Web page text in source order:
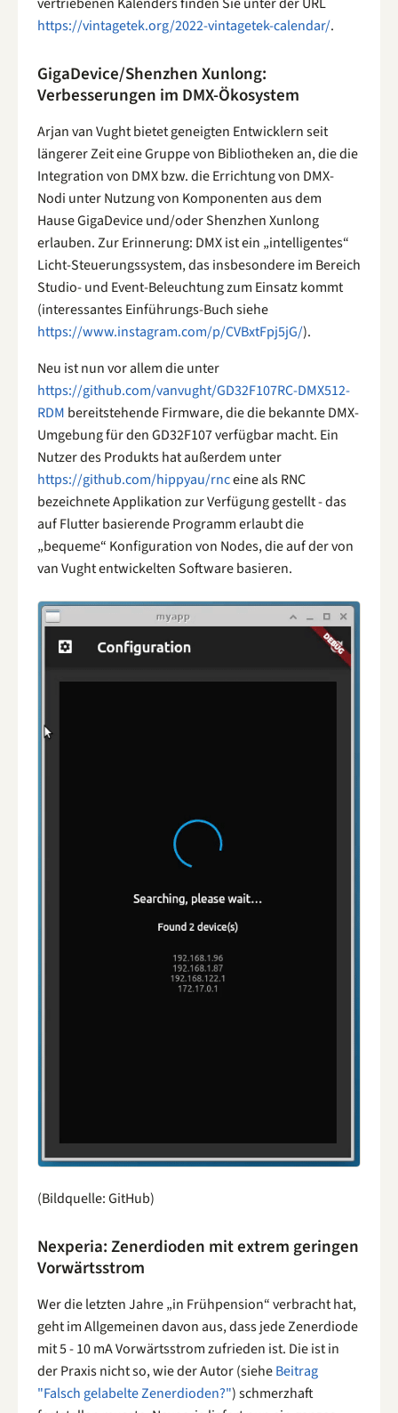
https://vintagetek.org/2022-vintagetek-calendar/.
GigaDevice/Shenzhen Xunlong:
Verbesserungen im DMX-Ökosystem
Arjan van Vught bietet geneigten Entwicklern seit
längerer Zeit eine Gruppe von Bibliotheken an, die die
Integration von DMX bzw. die Errichtung von DMX-
Nodi unter Nutzung von Komponenten aus dem
Hause GigaDevice und/oder Shenzhen Xunlong
erlauben. Zur Erinnerung: DMX ist ein „intelligentes“
Licht-Steuerungssystem, das insbesondere im Bereich
Studio- und Event-Beleuchtung zum Einsatz kommt
(interessantes Einführungs-Buch siehe
https://www.instagram.com/p/CVBxtFpj5jG/).
Neu ist nun vor allem die unter
https://github.com/vanvught/GD32F107RC-DMX512-
RDM bereitstehende Firmware, die die bekannte DMX-
Umgebung für den GD32F107 verfügbar macht. Ein
Nutzer des Produkts hat außerdem unter
https://github.com/hippyau/rnceine als RNC
bezeichnete Applikation zur Verfügung gestellt - das
auf Flutter basierende Programm erlaubt die
„bequeme“ Konfiguration von Nodes, die auf der von
van Vught entwickelten Software basieren.
(Bildquelle: GitHub)
Nexperia: Zenerdioden mit extrem geringen
Vorwärtsstrom
Wer die letzten Jahre „in Frühpension“ verbracht hat,
geht im Allgemeinen davon aus, dass jede Zenerdiode
mit 5 - 10 mA Vorwärtsstrom zufrieden ist. Die ist in
der Praxis nicht so, wie der Autor (sieheBeitrag
"Falsch gelabelte Zenerdioden?") schmerzhaft